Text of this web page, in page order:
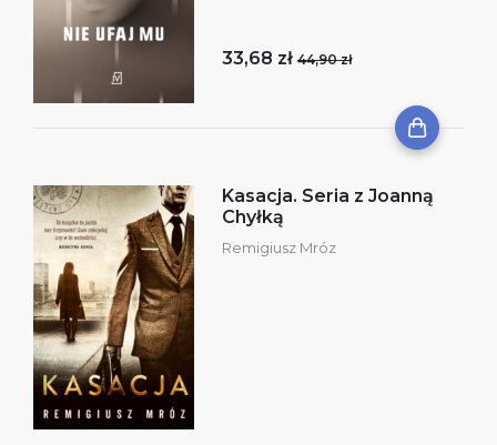
33,68 zł 44,90 zł
Kasacja. Seria z Joanną
Chyłką
Remigiusz Mróz